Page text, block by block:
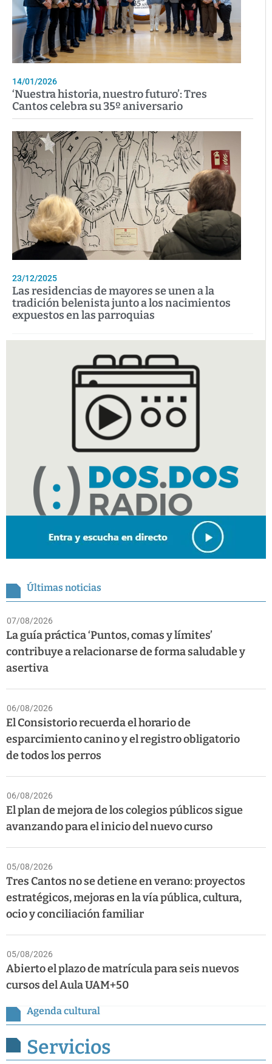
14/01/2026
‘Nuestra historia, nuestro futuro’: Tres
Cantos celebra su 35º aniversario
23/12/2025
Las residencias de mayores se unen a la
tradición belenista junto a los nacimientos
expuestos en las parroquias
Últimas noticias
07/08/2026
La guía práctica ‘Puntos, comas y límites’
contribuye a relacionarse de forma saludable y
asertiva
06/08/2026
El Consistorio recuerda el horario de
esparcimiento canino y el registro obligatorio
de todos los perros
06/08/2026
El plan de mejora de los colegios públicos sigue
avanzando para el inicio del nuevo curso
05/08/2026
Tres Cantos no se detiene en verano: proyectos
estratégicos, mejoras en la vía pública, cultura,
ocio y conciliación familiar
05/08/2026
Abierto el plazo de matrícula para seis nuevos
cursos del Aula UAM+50
Agenda cultural
Servicios